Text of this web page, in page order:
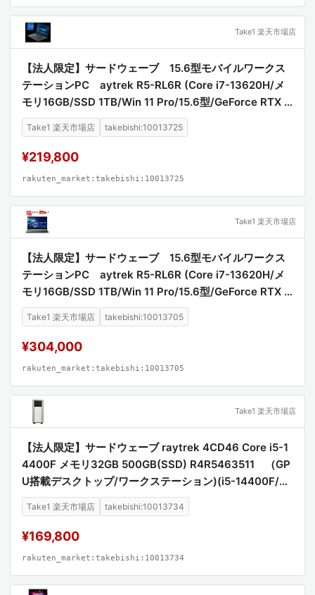
Take1 楽天市場店
【法人限定】サードウェーブ 15.6型モバイルワークス
テーションPC aytrek R5-RL6R (Core i7-13620H/メ
モリ16GB/SSD 1TB/Win 11 Pro/15.6型/GeForce RTX 4
060 8GB Laptop GPU) RNR7461111
Take1 楽天市場店 takebishi:10013725
¥219,800
rakuten_market:takebishi:10013725
Take1 楽天市場店
【法人限定】サードウェーブ 15.6型モバイルワークス
テーションPC aytrek R5-RL6R (Core i7-13620H/メ
モリ16GB/SSD 1TB/Win 11 Pro/15.6型/GeForce RTX 4
060 8GB Laptop GPU) RNR7461111
Take1 楽天市場店 takebishi:10013705
¥304,000
rakuten_market:takebishi:10013705
Take1 楽天市場店
【法人限定】サードウェーブ raytrek 4CD46 Core i5-1
4400F メモリ32GB 500GB(SSD) R4R5463511 （GP
U搭載デスクトップ/ワークステーション)(i5-14400F/32
G/500GSSD/Win11Pro/RTX4060)
Take1 楽天市場店 takebishi:10013734
¥169,800
rakuten_market:takebishi:10013734